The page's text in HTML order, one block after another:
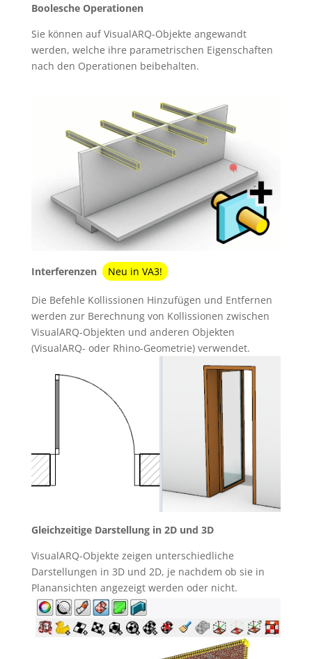
Boolesche Operationen
Sie können auf VisualARQ-Objekte angewandt
werden, welche ihre parametrischen Eigenschaften
nach den Operationen beibehalten.
Interferenzen Neu in VA3!
Die Befehle Kollissionen Hinzufügen und Entfernen
werden zur Berechnung von Kollissionen zwischen
VisualARQ-Objekten und anderen Objekten
(VisualARQ- oder Rhino-Geometrie) verwendet.
Gleichzeitige Darstellung in 2D und 3D
VisualARQ-Objekte zeigen unterschiedliche
Darstellungen in 3D und 2D, je nachdem ob sie in
Planansichten angezeigt werden oder nicht.